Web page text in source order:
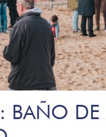
BAÑO